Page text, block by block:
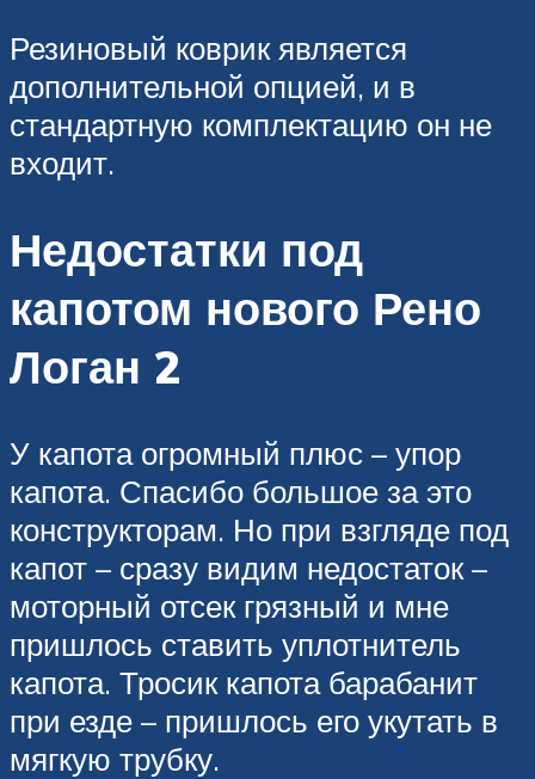
Резиновый коврик является
дополнительной опцией, и в
стандартную комплектацию он не
входит.
Недостатки под
капотом нового Рено
Логан 2
У капота огромный плюс – упор
капота. Спасибо большое за это
конструкторам. Но при взгляде под
капот – сразу видим недостаток –
моторный отсек грязный и мне
пришлось ставить уплотнитель
капота. Тросик капота барабанит
при езде – пришлось его укутать в
мягкую трубку.